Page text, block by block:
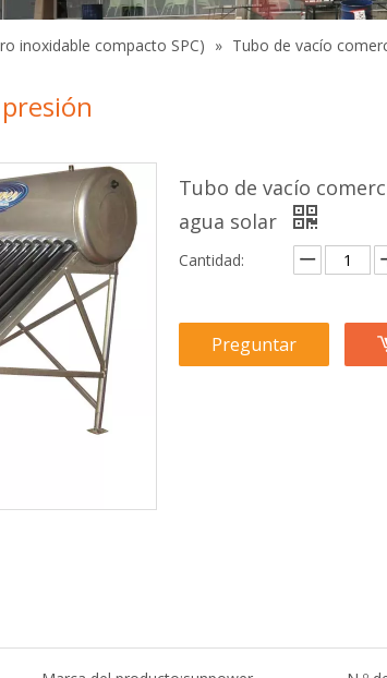
inoxidable compacto SPC) » Tubo de vacío
Tubo de vacío
agua solar
Cantidad:
Preguntar